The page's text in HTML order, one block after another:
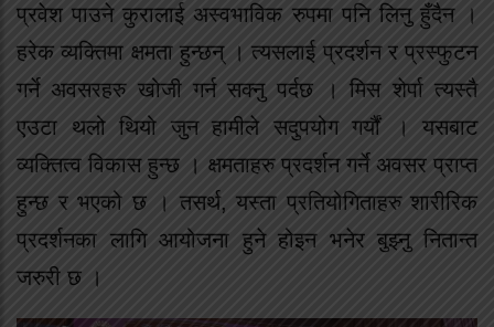
प्रवेश पाउने कुरालाई अस्वभाविक रुपमा पनि लिनु हुँदैन ।
हरेक व्यक्तिमा क्षमता हुन्छन् । त्यसलाई प्रदर्शन र प्रस्फुटन
गर्ने अवसरहरु खोजी गर्न सक्नु पर्दछ । मिस शेर्पा त्यस्तै
एउटा थलो थियो जुन हामीले सदुपयोग गर्यौं । यसबाट
व्यक्तित्व विकास हुन्छ । क्षमताहरु प्रदर्शन गर्ने अवसर प्राप्त
हुन्छ र भएको छ । तसर्थ, यस्ता प्रतियोगिताहरु शारीरिक
प्रदर्शनका लागि आयोजना हुने होइन भनेर बुझ्नु नितान्त
जरुरी छ ।